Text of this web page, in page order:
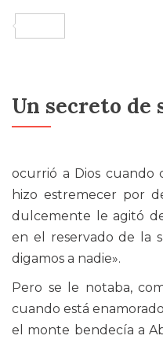
Un secreto de
ocurrió a Dios
hizo estremecer por
dulcemente le agitó
en el reservado de la
digamos a nadie».
Pero se le notaba,
cuando está
el monte bendecía a